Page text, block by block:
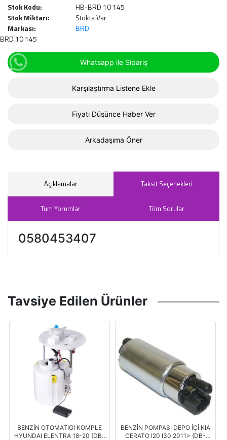
Stok Kodu:
HB-BRD 10 145
Stok Miktarı:
Stokta Var
Markası:
BRD
BRD 10 145
Whatsapp ile Sipariş
Karşılaştırma Listene Ekle
Fiyatı Düşünce Haber Ver
Arkadaşıma Öner
Açıklamalar Taksit Seçenekleri
Tüm Yorumlar Tüm Sorular
0580453407
Tavsiye Edilen Ürünler
BENZİN OTOMATIGI KOMPLE
HYUNDAI ELENTRA 18-20 (DB-
BENZİN POMPASI DEPO İÇİ KIA
CERATO I20 I30 2011> (DB-